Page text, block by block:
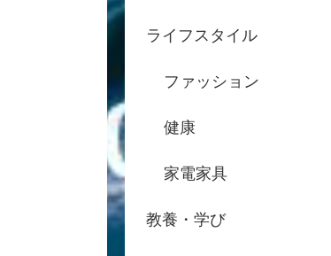
ライフスタイル
ファッション
健康
家電家具
教養・学び